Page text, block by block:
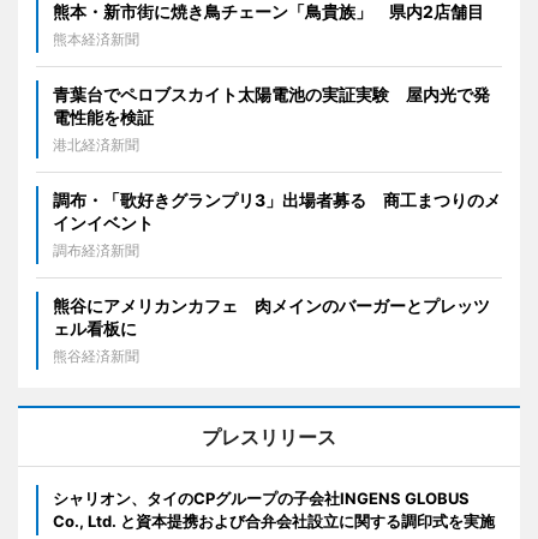
熊本・新市街に焼き鳥チェーン「鳥貴族」 県内2店舗目
熊本経済新聞
青葉台でペロブスカイト太陽電池の実証実験 屋内光で発
電性能を検証
港北経済新聞
調布・「歌好きグランプリ3」出場者募る 商工まつりのメ
インイベント
調布経済新聞
熊谷にアメリカンカフェ 肉メインのバーガーとプレッツ
ェル看板に
熊谷経済新聞
プレスリリース
シャリオン、タイのCPグループの子会社INGENS GLOBUS
Co., Ltd. と資本提携および合弁会社設立に関する調印式を実施